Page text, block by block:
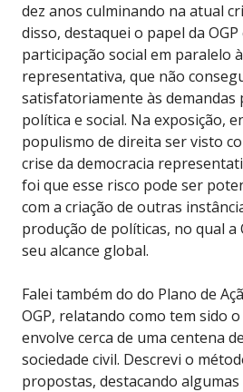
dez anos culminando na atual
disso, destaquei o papel da
participação social em paralelo
representativa, que não
satisfatoriamente às demandas
política e social. Na exposição,
populismo de direita ser visto
crise da democracia
foi que esse risco pode ser
com a criação de outras
produção de políticas, no qual a
seu alcance global.
Falei também do do Plano de
OGP, relatando como tem sido
envolve cerca de uma centena
sociedade civil. Descrevi o
propostas, destacando